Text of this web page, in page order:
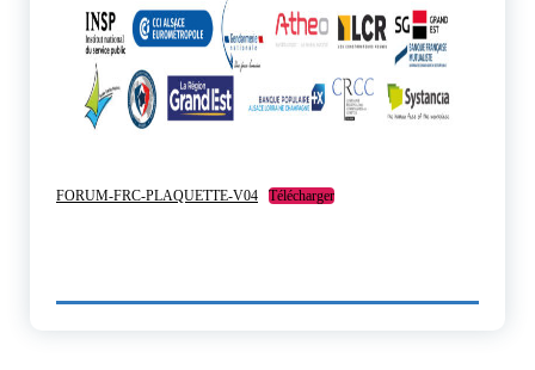
FORUM-FRC-PLAQUETTE-V04 Télécharger